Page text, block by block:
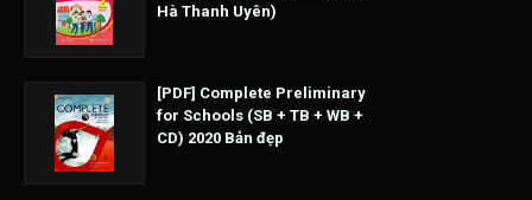
Hà Thanh Uyên)
[PDF] Complete Preliminary
for Schools (SB + TB + WB +
CD) 2020 Bản đẹp